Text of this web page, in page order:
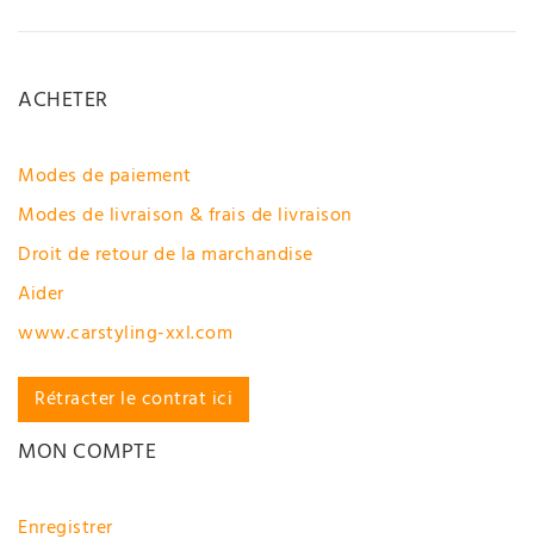
ACHETER
Modes de paiement
Modes de livraison & frais de livraison
Droit de retour de la marchandise
Aider
www.carstyling-xxl.com
Rétracter le contrat ici
MON COMPTE
Enregistrer